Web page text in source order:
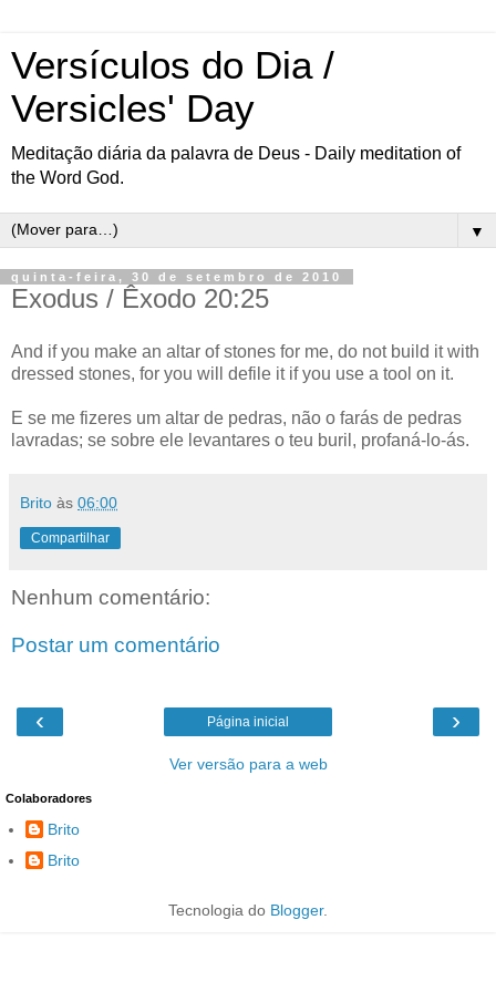
Versículos do Dia /
Versicles' Day
Meditação diária da palavra de Deus - Daily meditation of
the Word God.
▼
quinta-feira, 30 de setembro de 2010
Exodus / Êxodo 20:25
And if you make an altar of stones for me, do not build it with
dressed stones, for you will defile it if you use a tool on it.
E se me fizeres um altar de pedras, não o farás de pedras
lavradas; se sobre ele levantares o teu buril, profaná-lo-ás.
Brito às 06:00
Compartilhar
Nenhum comentário:
Postar um comentário
‹ ›
Página inicial
Ver versão para a web
Colaboradores
Brito
Brito
Tecnologia do Blogger.